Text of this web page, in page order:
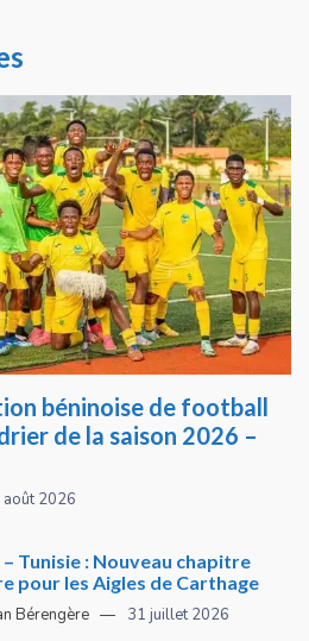
béninoise de football
de la saison 2026 –
août 2026
Tunisie : Nouveau chapitre
pour les Aigles de Carthage
Bérengère 31 juillet 2026